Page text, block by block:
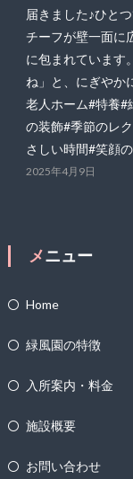
届きました♪ひと
チーフが壁一面に
に包まれています
ね」と、にぎやか
老人ホーム#特養#
の装飾#季節のレ
さしい時間#笑顔
2025年4月9日
メニュー
Home
緑風園の特徴
入所案内・料金
施設概要
お問い合わせ